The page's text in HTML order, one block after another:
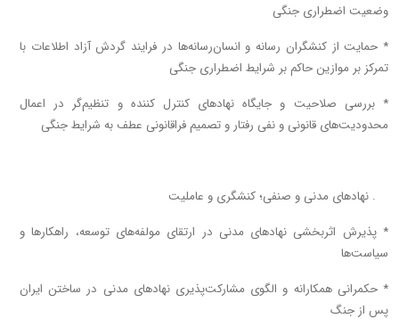
وضعیت اضطراری جنگی
* حمایت از کنشگران رسانه و انسان‌رسانه‌ها در فرایند گردش آزاد اطلاعات با
تمرکز بر موازین حاکم بر شرایط اضطراری جنگی
* بررسی صلاحیت و جایگاه نهاد‌های کنترل کننده و تنظیم‌گر در اعمال
محدودیت‌های قانونی و نفی رفتار و تصمیم فراقانونی عطف به شرایط جنگی
* پذیرش اثربخشی نهاد‌های مدنی در ارتقای مولفه‌های توسعه، راهکار‌ها و
سیاست‌ها
* حکمرانی همکارانه و الگوی مشارکت‌پذیری نهاد‌های مدنی در ساختن ایران
پس از جنگ